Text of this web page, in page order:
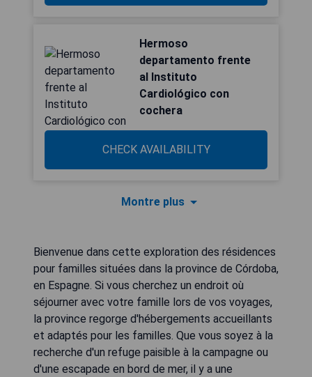
Hermoso
departamento frente
al Instituto
Cardiológico con
cochera
CHECK AVAILABILITY
Montre plus
Bienvenue dans cette exploration des résidences
pour familles situées dans la province de Córdoba,
en Espagne. Si vous cherchez un endroit où
séjourner avec votre famille lors de vos voyages,
la province regorge d'hébergements accueillants
et adaptés pour les familles. Que vous soyez à la
recherche d'un refuge paisible à la campagne ou
d'une escapade en bord de mer, il y a une